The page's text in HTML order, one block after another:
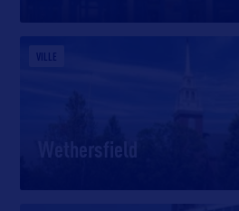
VILLE
Wethersfield